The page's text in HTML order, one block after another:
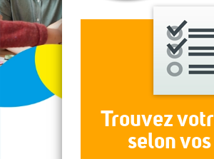
Trouvez
selon